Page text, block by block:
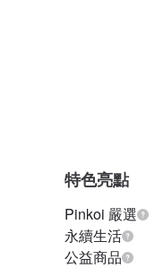
特色亮點
Pinkoi 嚴選
永續生活
公益商品